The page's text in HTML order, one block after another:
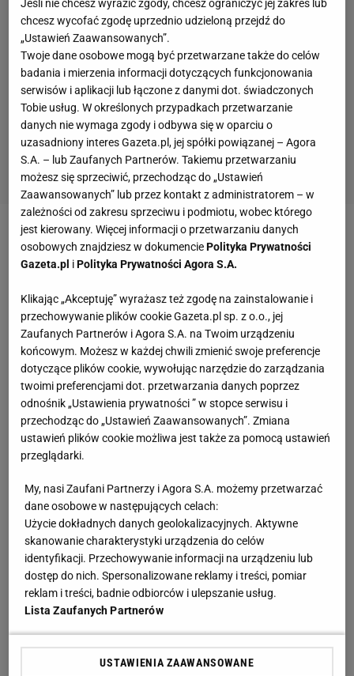
Zobacz wideo
To on dał Fenerbahce dogrywkę
Polscy fani szczególnie bacznie mogli przyglądać się
Sebastianowi Szymańskiemu i jego Fenerbahce. W
zeszły czwartek zespół Jose Mourinho
niespodziewanie przegrał na własnym stadionie z
Rangers FC 1:3 i na wyjeździe czekało go trudne
zadanie. Sygnał do odrabiania strat dał właśnie
reprezentant Polski.W ostatniej minucie pierwszej
połowy fenomenalnym wolejem wykończył
dośrodkowanie Kosticia. Przymierzył w samo
okienko i otworzył wynik.
Na tym Szymański nie poprzestał. W 73. minucie
Jeśli nie chcesz wyrazić zgody, chcesz ograniczyć jej zakres lub
chcesz wycofać zgodę uprzednio udzieloną przejdź do
„Ustawień Zaawansowanych”.
Twoje dane osobowe mogą być przetwarzane także do celów
badania i mierzenia informacji dotyczących funkcjonowania
serwisów i aplikacji lub łączone z danymi dot. świadczonych
Tobie usług. W określonych przypadkach przetwarzanie
danych nie wymaga zgody i odbywa się w oparciu o
uzasadniony interes Gazeta.pl, jej spółki powiązanej – Agora
S.A. – lub Zaufanych Partnerów. Takiemu przetwarzaniu
możesz się sprzeciwić, przechodząc do „Ustawień
Zaawansowanych” lub przez kontakt z administratorem – w
zależności od zakresu sprzeciwu i podmiotu, wobec którego
jest kierowany. Więcej informacji o przetwarzaniu danych
osobowych znajdziesz w dokumenciePolityka Prywatności
Gazeta.pl iPolityka Prywatności Agora S.A.
Klikając „Akceptuję” wyrażasz też zgodę na zainstalowanie i
przechowywanie plików cookie Gazeta.pl sp. z o.o., jej
Zaufanych Partnerów i Agora S.A. na Twoim urządzeniu
końcowym. Możesz w każdej chwili zmienić swoje preferencje
dotyczące plików cookie, wywołując narzędzie do zarządzania
twoimi preferencjami dot. przetwarzania danych poprzez
odnośnik „Ustawienia prywatności ” w stopce serwisu i
przechodząc do „Ustawień Zaawansowanych”. Zmiana
ustawień plików cookie możliwa jest także za pomocą ustawień
przeglądarki.
My, nasi Zaufani Partnerzy i Agora S.A. możemy przetwarzać
dane osobowe w następujących celach:
Użycie dokładnych danych geolokalizacyjnych. Aktywne
skanowanie charakterystyki urządzenia do celów
identyfikacji. Przechowywanie informacji na urządzeniu lub
dostęp do nich. Spersonalizowane reklamy i treści, pomiar
reklam i treści, badnie odbiorców i ulepszanie usług.
Lista Zaufanych Partnerów
USTAWIENIA ZAAWANSOWANE